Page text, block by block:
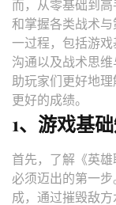
而，从零基础到
和掌握各类战术
一过程，包括游
沟通以及战术思
助玩家们更好地
更好的成绩。
1、游戏基
首先，了解《英
必须迈出的第一
成，通过摧毁敌